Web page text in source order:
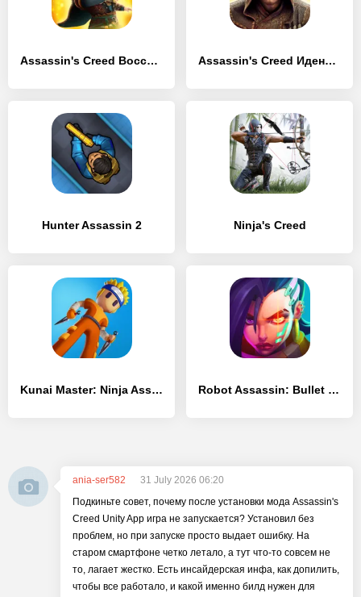
Assassin's Creed Восстание Assassin's Creed Идентификация
Hunter Assassin 2 Ninja's Creed
Kunai Master: Ninja Assassin Robot Assassin: Bullet Fight
ania-ser582
31 July 2026 06:20
Подкиньте совет, почему после установки мода Assassin's
Creed Unity App игра не запускается? Установил без
проблем, но при запуске просто выдает ошибку. На
старом смартфоне четко летало, а тут что-то совсем не
то, лагает жестко. Есть инсайдерская инфа, как допилить,
чтобы все работало, и какой именно билд нужен для